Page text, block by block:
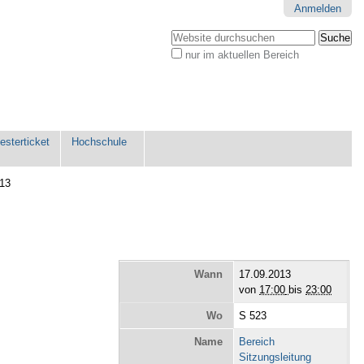
Anmelden
Website durchsuchen
nur im aktuellen Bereich
Hochschule
Wann
17.09.2013
von 17:00 bis 23:00
Wo S 523
Name
Bereich
Sitzungsleitung